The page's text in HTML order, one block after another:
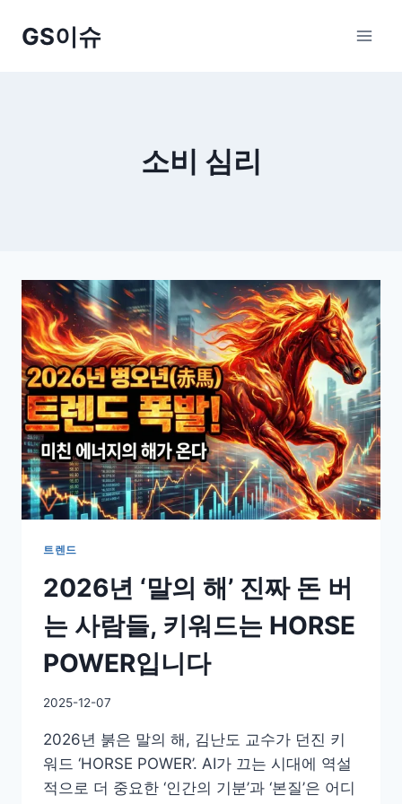
GS이슈
소비 심리
트렌드
2026년 ‘말의 해’ 진짜 돈 버
는 사람들, 키워드는 HORSE
POWER입니다
By
이
슈
2025-12-07
2026년 붉은 말의 해, 김난도 교수가 던진 키
워드 ‘HORSE POWER’. AI가 끄는 시대에 역설
적으로 더 중요한 ‘인간의 기분’과 ‘본질’은 어디